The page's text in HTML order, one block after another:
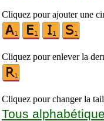
Cliquez pour ajouter une
Cliquez pour enlever la
Cliquez pour changer la
Tous alphabétique